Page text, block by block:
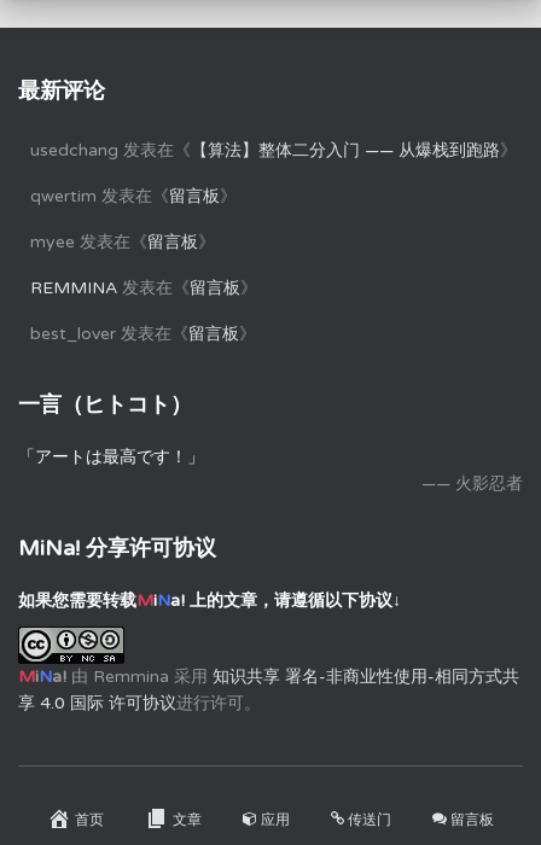
最新评论
usedchang 发表在《 【算法】整体二分入门 —— 从爆栈到跑路》
qwertim 发表在《留言板》
myee 发表在《留言板》
REMMINA 发表在《留言板》
best_lover 发表在《留言板》
一言（ヒトコト）
「アートは最高です！」
—— 火影忍者
MiNa! 分享许可协议
如果您需要转载MiNa! 上的文章，请遵循以下协议↓
MiNa! 由 Remmina 采用 知识共享 署名-非商业性使用-相同方式共
享 4.0 国际 许可协议进行许可。
首页 文章 应用 传送门 留言板